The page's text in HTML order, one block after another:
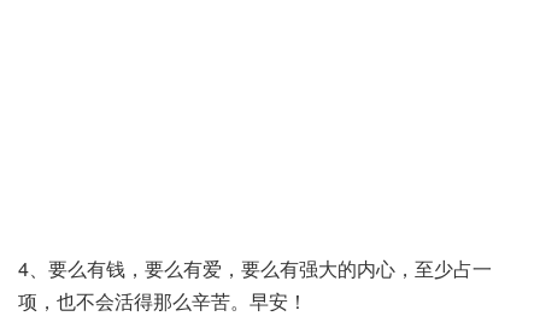
4、要么有钱，要么有爱，要么有强大的内心，至少占一
项，也不会活得那么辛苦。早安！